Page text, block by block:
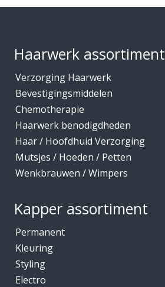
Haarwerk assortiment
Verzorging Haarwerk
Bevestigingsmiddelen
Chemotherapie
Haarwerk benodigdheden
Haar / Hoofdhuid Verzorging
Mutsjes / Hoeden / Petten
Wenkbrauwen / Wimpers
Kapper assortiment
Permanent
Kleuring
Styling
Electro